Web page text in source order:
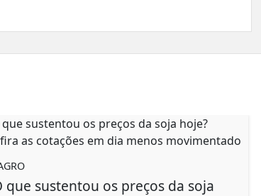
sustentou os preços da soja